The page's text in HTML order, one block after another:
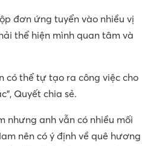
đơn ứng tuyển vào nhiều vị
thể hiện mình quan tâm và
có thể tự tạo ra công việc cho
Quyết chia sẻ.
nhưng anh vẫn có nhiều mối
nên có ý định về quê hương